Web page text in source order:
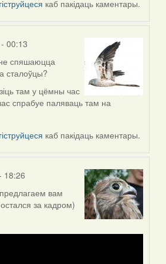
каб пакідаць каментары.
00:13
спяшаюцца
сталоўцы?
там у цёмны час
спрабуе паляваць там на
каб пакідаць каментары.
18:26
вам
за кадром)